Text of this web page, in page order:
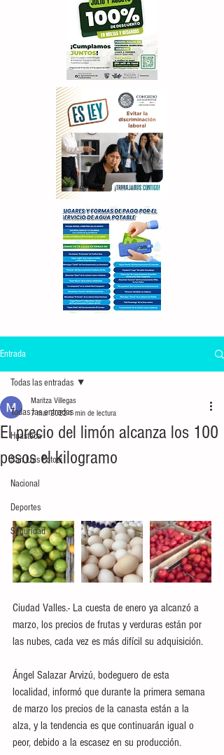
Entrada
Todas las entradas
Huasteca
San Luis Potosí
Nacional
Deportes
Seguridad
Todas las entradas
El precio del limón alcanza los 100
pesos el kilogramo
Maritza Villegas
7 mar 20221 min de lectura
Ciudad Valles.- La cuesta de enero ya alcanzó a
marzo, los precios de frutas y verduras están por
las nubes, cada vez es más difícil su adquisición.
Ángel Salazar Arvizú, bodeguero de esta
localidad, informó que durante la primera semana
de marzo los precios de la canasta están a la
alza, y la tendencia es que continuarán igual o
peor, debido a la escasez en su producción.